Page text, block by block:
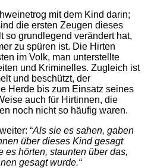
mit dem Kind darin;
die ersten Zeugen dieses
so grundlegend verändert hat,
zu spüren ist. Die Hirten
im Volk, man unterstellte
und Kriminelles. Zugleich ist
und beschützt, der
Herde bis zum Einsatz seines
auch für Hirtinnen, die
noch nicht so häufig waren.
“Als sie es sahen, gaben
über dieses Kind gesagt
es hörten, staunten über das,
gesagt wurde.“